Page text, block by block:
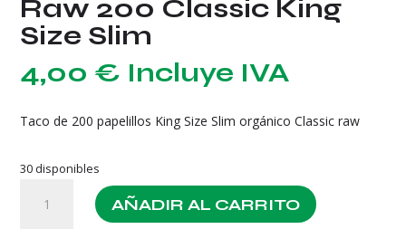
Raw 200 Classic King
Size Slim
4,00 € Incluye IVA
Taco de 200 papelillos King Size Slim orgánico Classic raw
30 disponibles
AÑADIR AL CARRITO